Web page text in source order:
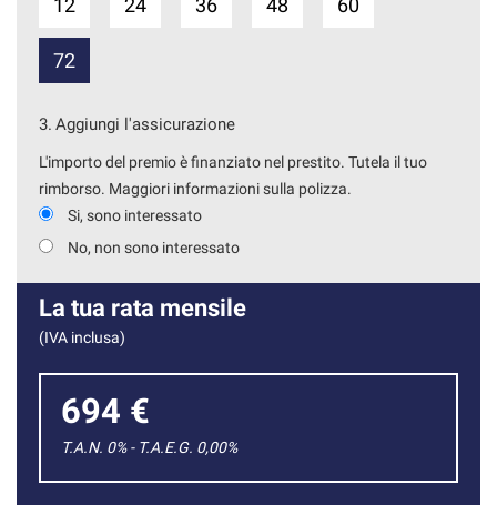
72
3. Aggiungi l'assicurazione
L'importo del premio è finanziato nel prestito. Tutela il tuo
rimborso. Maggiori informazioni sulla polizza.
Si, sono interessato
No, non sono interessato
La tua rata mensile
(IVA inclusa)
694 €
T.A.N. 0% - T.A.E.G. 0,00%